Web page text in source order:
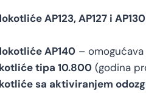
AP123, AP127 i AP130
AP140– omogućava
tipa 10.800(godina
sa aktiviranjem